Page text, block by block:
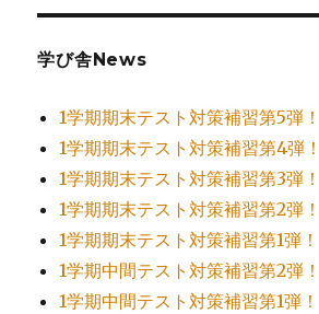
学び舎News
1学期期末テスト対策補習第5弾！
1学期期末テスト対策補習第4弾！
1学期期末テスト対策補習第3弾！
1学期期末テスト対策補習第2弾！
1学期期末テスト対策補習第1弾！
1学期中間テスト対策補習第2弾！
1学期中間テスト対策補習第1弾！